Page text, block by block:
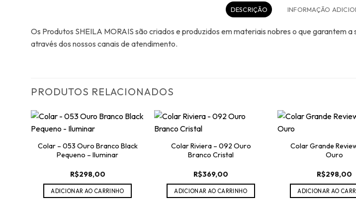
DESCRIÇÃO INFORMAÇÃO
Os Produtos SHEILA MORAIS são criados e produzidos em materiais nobres o que garantem
através dos nossos canais de atendimento.
PRODUTOS RELACIONADOS
Colar – 053 Ouro Branco Black
Pequeno – Iluminar
R$298,00
ADICIONAR AO CARRINHO
Colar Riviera – 092 Ouro
Branco Cristal
R$369,00
ADICIONAR AO CARRINHO
Colar Grande
Ouro
R$298,00
ADICIONAR AO